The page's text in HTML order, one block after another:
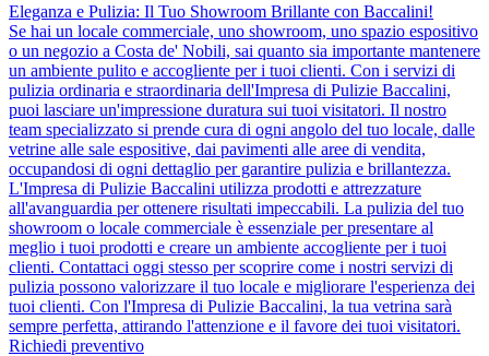
Eleganza e Pulizia: Il Tuo Showroom Brillante con Baccalini!
Se hai un locale commerciale, uno showroom, uno spazio espositivo
o un negozio a Costa de' Nobili, sai quanto sia importante mantenere
un ambiente pulito e accogliente per i tuoi clienti. Con i servizi di
pulizia ordinaria e straordinaria dell'Impresa di Pulizie Baccalini,
puoi lasciare un'impressione duratura sui tuoi visitatori. Il nostro
team specializzato si prende cura di ogni angolo del tuo locale, dalle
vetrine alle sale espositive, dai pavimenti alle aree di vendita,
occupandosi di ogni dettaglio per garantire pulizia e brillantezza.
L'Impresa di Pulizie Baccalini utilizza prodotti e attrezzature
all'avanguardia per ottenere risultati impeccabili. La pulizia del tuo
showroom o locale commerciale è essenziale per presentare al
meglio i tuoi prodotti e creare un ambiente accogliente per i tuoi
clienti. Contattaci oggi stesso per scoprire come i nostri servizi di
pulizia possono valorizzare il tuo locale e migliorare l'esperienza dei
tuoi clienti. Con l'Impresa di Pulizie Baccalini, la tua vetrina sarà
sempre perfetta, attirando l'attenzione e il favore dei tuoi visitatori.
Richiedi preventivo